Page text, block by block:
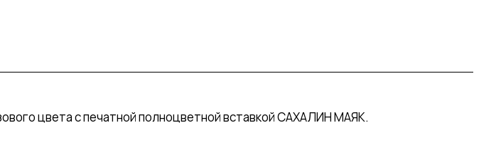
цвета с печатной полноцветной вставкой САХАЛИН МАЯК.